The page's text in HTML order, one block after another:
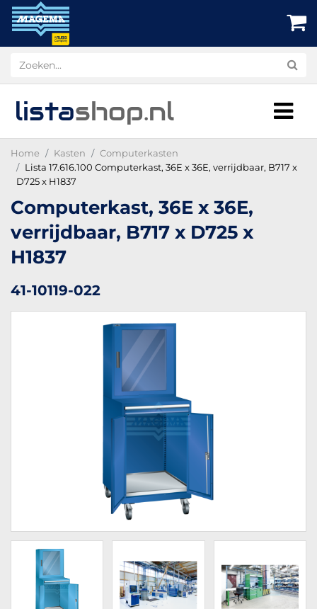
listashop.nl
Home Kasten
Computerkasten
Lista 17.616.100 Computerkast, 36E x 36E, verrijdbaar, B717 x
D725 x H1837
Computerkast, 36E x 36E,
verrijdbaar, B717 x D725 x
H1837
41-10119-022